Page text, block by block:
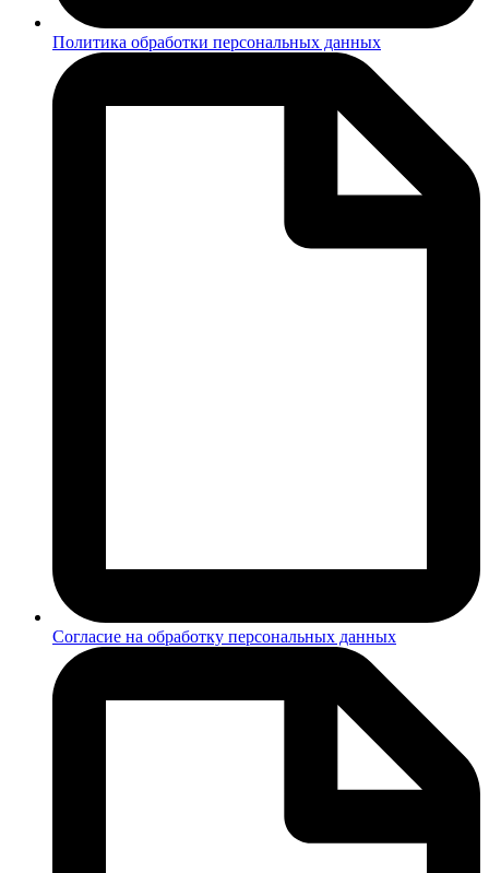
Политика обработки персональных данных
Согласие на обработку персональных данных